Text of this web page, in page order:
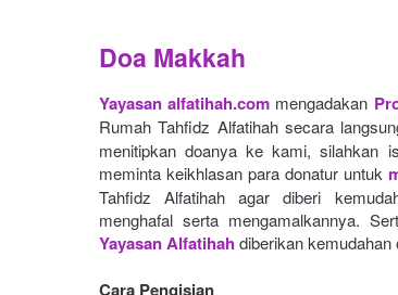
Doa Makkah
Yayasan alfatihah.com mengadakan
Rumah Tahfidz Alfatihah secara
menitipkan doanya ke kami, silahkan
meminta keikhlasan para donatur untuk
Tahfidz Alfatihah agar diberi
menghafal serta mengamalkannya.
Yayasan Alfatihah diberikan kemudahan
Cara Pengisian